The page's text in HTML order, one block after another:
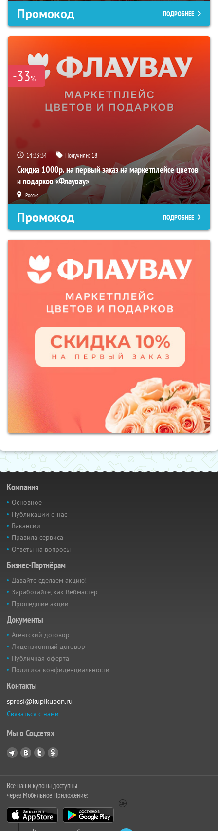
Промокод ПОДРОБНЕЕ
-33%
14:33:33 Получили: 18
Скидка 1000р. на первый заказ на маркетплейсе цветов
и подарков «Флаувау»
Россия
Промокод ПОДРОБНЕЕ
Компания
Основное
Публикации о нас
Вакансии
Правила сервиса
Ответы на вопросы
Бизнес-Партнёрам
Давайте сделаем акцию!
Заработайте, как Вебмастер
Прошедшие акции
Документы
Агентский договор
Лицензионный договор
Публичная оферта
Политика конфиденциальности
Контакты
sprosi@kupikupon.ru
Связаться с нами
Мы в Соцсетях
Все наши купоны доступны
через Мобильное Приложение: